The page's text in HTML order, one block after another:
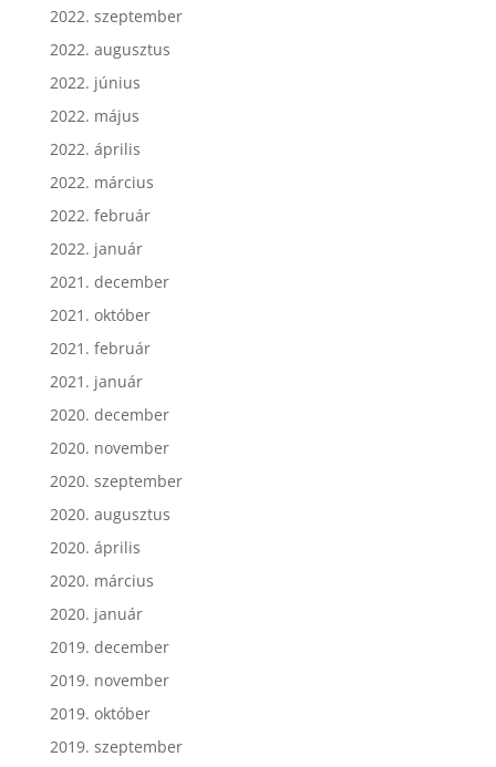
2022. szeptember
2022. augusztus
2022. június
2022. május
2022. április
2022. március
2022. február
2022. január
2021. december
2021. október
2021. február
2021. január
2020. december
2020. november
2020. szeptember
2020. augusztus
2020. április
2020. március
2020. január
2019. december
2019. november
2019. október
2019. szeptember